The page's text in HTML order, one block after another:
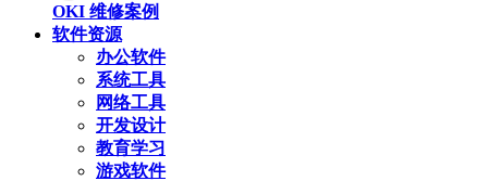
OKI 维修案例
软件资源
办公软件
系统工具
网络工具
开发设计
教育学习
游戏软件